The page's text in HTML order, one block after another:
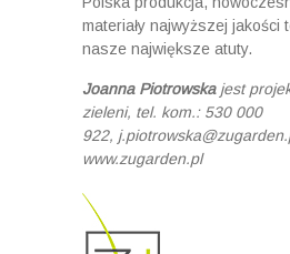
materiały najwyższej jakości
nasze największe atuty.
Joanna Piotrowskajest
zieleni, tel. kom.: 530 000
922,
www.zugarden.pl